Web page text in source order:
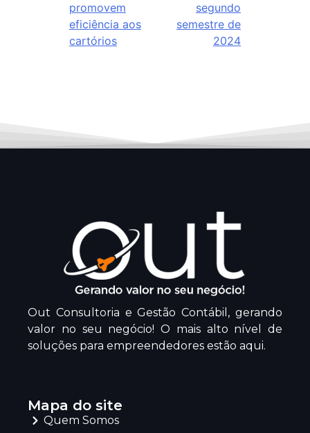
promovem
eficiência aos
cartórios
segundo
semestre de
2024
Out Consultoria e Gestão Contábil, gerando
valor no seu negócio! O mais alto nível de
soluções para empreendedores estão aqui.
Mapa do site
Quem Somos